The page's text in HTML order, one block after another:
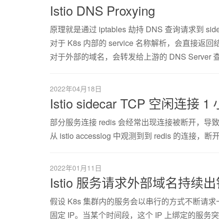
Istio DNS Proxying
原理就是通过 iptables 劫持 DNS 查询请求到
对于 K8s 内部的 service 名称解析，会直接返回
对于外部的域名，会转发给上游的 DNS Server
2022年04月18日
Istio sidecar TCP 空闲连接 1
部分服务连接 redis 会经常出现连接被断开，导
从 istio accesslog 中观测到到 redis 的连接，断
2022年01月11日
Istio 服务请求外部域名持续
假设 K8s 集群内的服务会以串行的方式不断请
固定 IP。当某个时间段，这个 IP 上绑定的服务